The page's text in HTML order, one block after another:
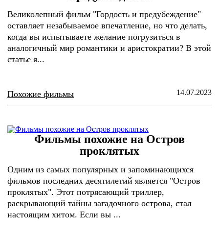
Великолепный фильм "Гордость и предубеждение"
оставляет незабываемое впечатление, но что делать,
когда вы испытываете желание погрузиться в
аналогичный мир романтики и аристократии? В этой
статье я...
Похожие фильмы 14.07.2023
Фильмы похожие на Остров
проклятых
Одним из самых популярных и запоминающихся
фильмов последних десятилетий является "Остров
проклятых". Этот потрясающий триллер,
раскрывающий тайны загадочного острова, стал
настоящим хитом. Если вы ...